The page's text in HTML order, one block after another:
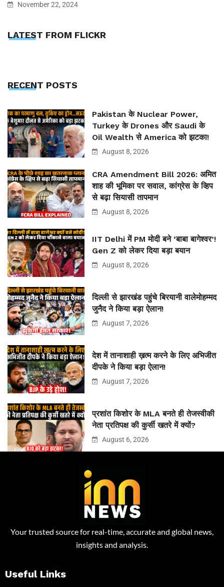
November 22, 2024
LATEST FROM FLICKR
RECENT POSTS
Pakistan के Nuclear Power,
Turkey के Drones और Saudi के
Oil Wealth से America को झटका!
August 8, 2026
CRA Amendment Bill 2026: अमित
शाह की भूमिका पर सवाल, कांग्रेस के व्हिप
से बढ़ा सियासी तापमान
August 8, 2026
IIT Delhi में PM मोदी बने ‘बाबा बागेश्वर’!
Gen Z को लेकर दिया बड़ा बयान
August 8, 2026
दिल्ली से झारखंड पहुंचे बिरयानी वालेमोहम्मद
जुनैद ने किया बड़ा ऐलान!
August 7, 2026
देश में तानाशाही ख़त्म करने के लिए अभिजीत
दीपके ने किया बड़ा ऐलान!
August 7, 2026
प्रशांत किशोर के MLA बनते ही तेजस्वीकी
नेता प्रतिपक्ष की कुर्सी खतरे में क्यों?
August 6, 2026
Your trusted source for real-time, accurate and global news,
insights and analysis.
Useful Links